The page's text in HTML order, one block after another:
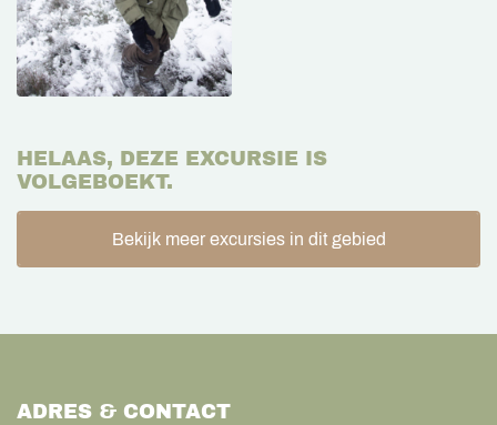
HELAAS, DEZE EXCURSIE IS
VOLGEBOEKT.
Bekijk meer excursies in dit gebied
ADRES & CONTACT